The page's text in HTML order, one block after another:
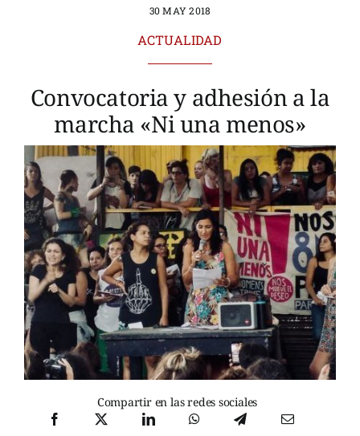
30 MAY 2018
ACTUALIDAD
Convocatoria y adhesión a la
marcha «Ni una menos»
Compartir en las redes sociales